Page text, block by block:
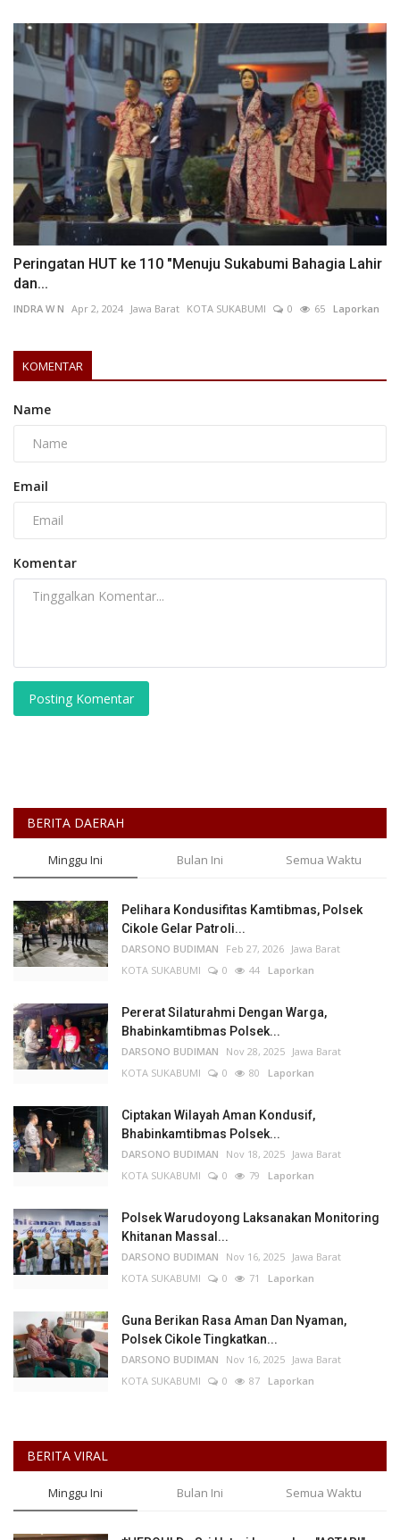
Peringatan HUT ke 110 "Menuju Sukabumi Bahagia Lahir
dan...
INDRA W N Apr 2, 2024 Jawa Barat KOTA SUKABUMI 0 65 Laporkan
KOMENTAR
Name
Email
Komentar
Posting Komentar
BERITA DAERAH
Minggu Ini Bulan Ini Semua Waktu
Pelihara Kondusifitas Kamtibmas, Polsek
Cikole Gelar Patroli...
DARSONO BUDIMAN Feb 27, 2026 Jawa Barat
KOTA SUKABUMI
0 44 Laporkan
Pererat Silaturahmi Dengan Warga,
Bhabinkamtibmas Polsek...
DARSONO BUDIMAN Nov 28, 2025 Jawa Barat
KOTA SUKABUMI
0 80 Laporkan
Ciptakan Wilayah Aman Kondusif,
Bhabinkamtibmas Polsek...
DARSONO BUDIMAN Nov 18, 2025 Jawa Barat
KOTA SUKABUMI
0 79 Laporkan
Polsek Warudoyong Laksanakan Monitoring
Khitanan Massal...
DARSONO BUDIMAN Nov 16, 2025 Jawa Barat
KOTA SUKABUMI
0 71 Laporkan
Guna Berikan Rasa Aman Dan Nyaman,
Polsek Cikole Tingkatkan...
DARSONO BUDIMAN Nov 16, 2025 Jawa Barat
KOTA SUKABUMI
0 87 Laporkan
BERITA VIRAL
Minggu Ini Bulan Ini Semua Waktu